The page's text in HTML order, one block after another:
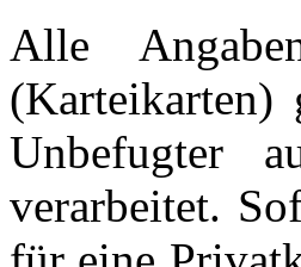
Alle
(Karteikarten)
Unbefugter
verarbeitet.